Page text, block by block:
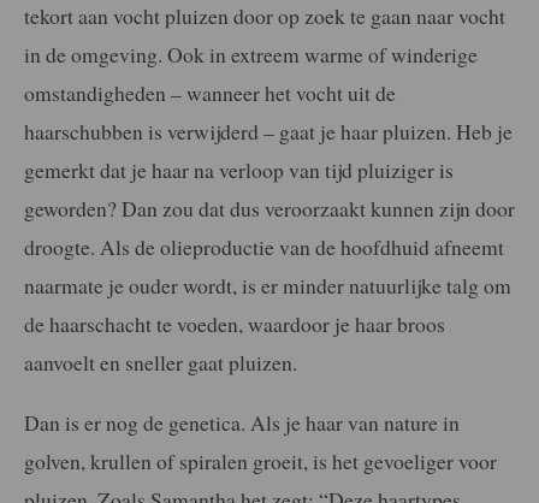
tekort aan vocht pluizen door op zoek te gaan naar vocht
in de omgeving. Ook in extreem warme of winderige
omstandigheden – wanneer het vocht uit de
haarschubben is verwijderd – gaat je haar pluizen. Heb je
gemerkt dat je haar na verloop van tijd pluiziger is
geworden? Dan zou dat dus veroorzaakt kunnen zijn door
droogte. Als de olieproductie van de hoofdhuid afneemt
naarmate je ouder wordt, is er minder natuurlijke talg om
de haarschacht te voeden, waardoor je haar broos
aanvoelt en sneller gaat pluizen.
Dan is er nog de genetica. Als je haar van nature in
golven, krullen of spiralen groeit, is het gevoeliger voor